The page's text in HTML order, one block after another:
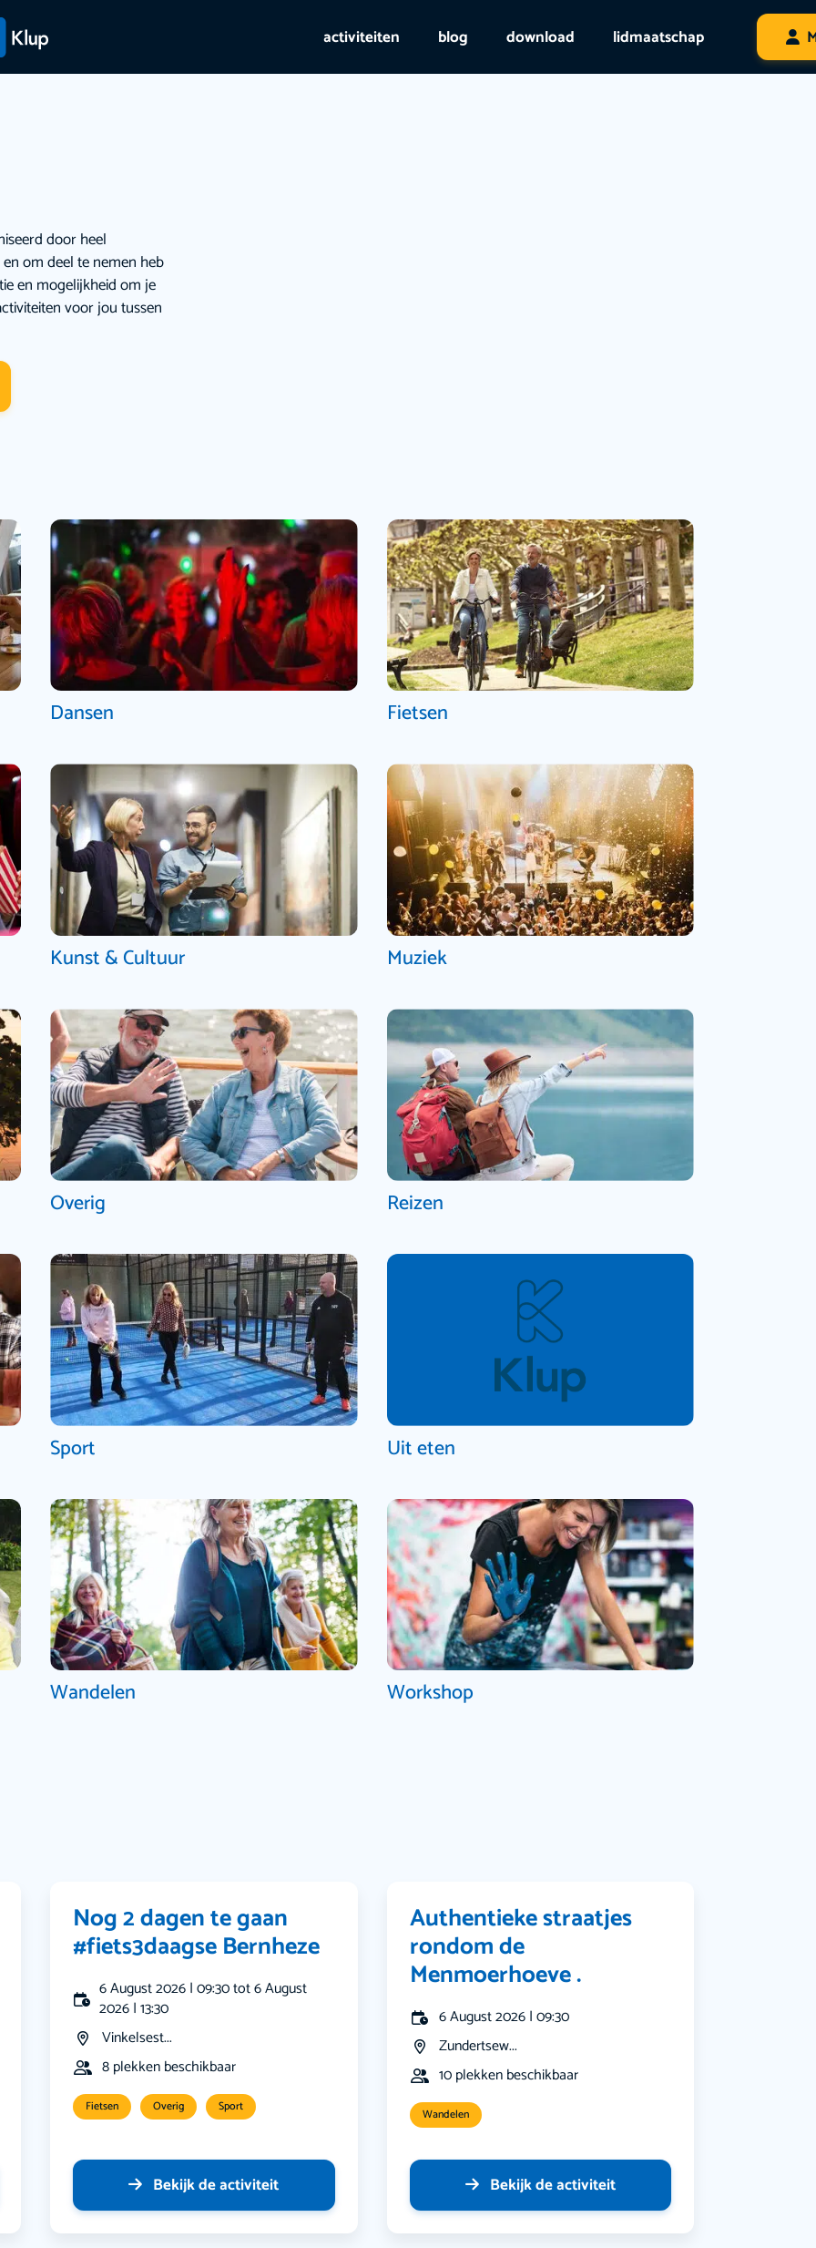
activiteiten blog download lidmaatschap
door heel
om deel te nemen heb
en mogelijkheid om je
voor jou tussen
Dansen Fietsen
Kunst & Cultuur Muziek
Overig Reizen
Sport Uit eten
Wandelen Workshop
Nog 2 dagen te gaan
#fiets3daagse Bernheze
6 August 2026 | 09:30 tot 6 August
2026 | 13:30
Vinkelsest...
8 plekken beschikbaar
Fietsen Overig Sport
Bekijk de activiteit
Authentieke straatjes
rondom de
Menmoerhoeve .
6 August 2026 | 09:30
Zundertsew...
10 plekken beschikbaar
Wandelen
Bekijk de activiteit